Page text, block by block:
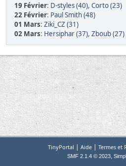
19 Février: D-styles (40), Corto (23)
22 Février: Paul Smith (48)
01 Mars: Ziki_CZ (31)
02 Mars: Hersiphar (37), Zboub (27)
TinyPortal | Aide| Termes et
SMF 2.1.4 © 2023,